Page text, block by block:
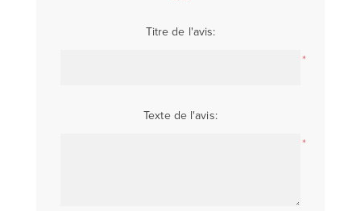
Titre de l'avis:
*
Texte de l'avis:
*